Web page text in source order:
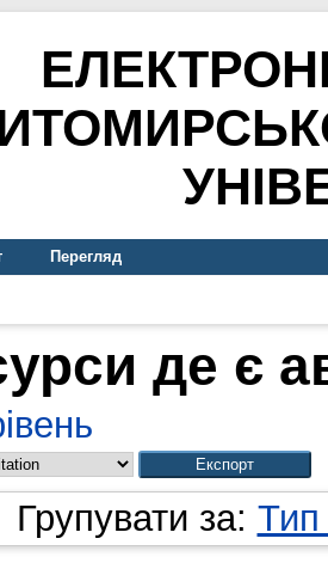
Перегляд
де є
Групувати за: Тип